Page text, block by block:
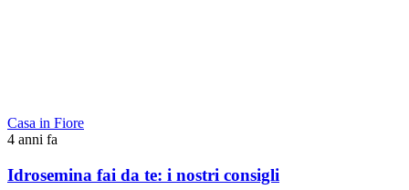
Casa in Fiore
4 anni fa
Idrosemina fai da te: i nostri consigli